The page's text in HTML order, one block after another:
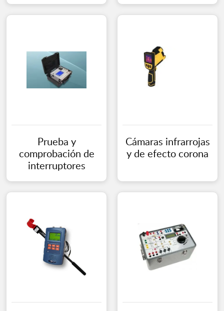
Prueba y
comprobación de
interruptores
Cámaras infrarrojas
y de efecto corona